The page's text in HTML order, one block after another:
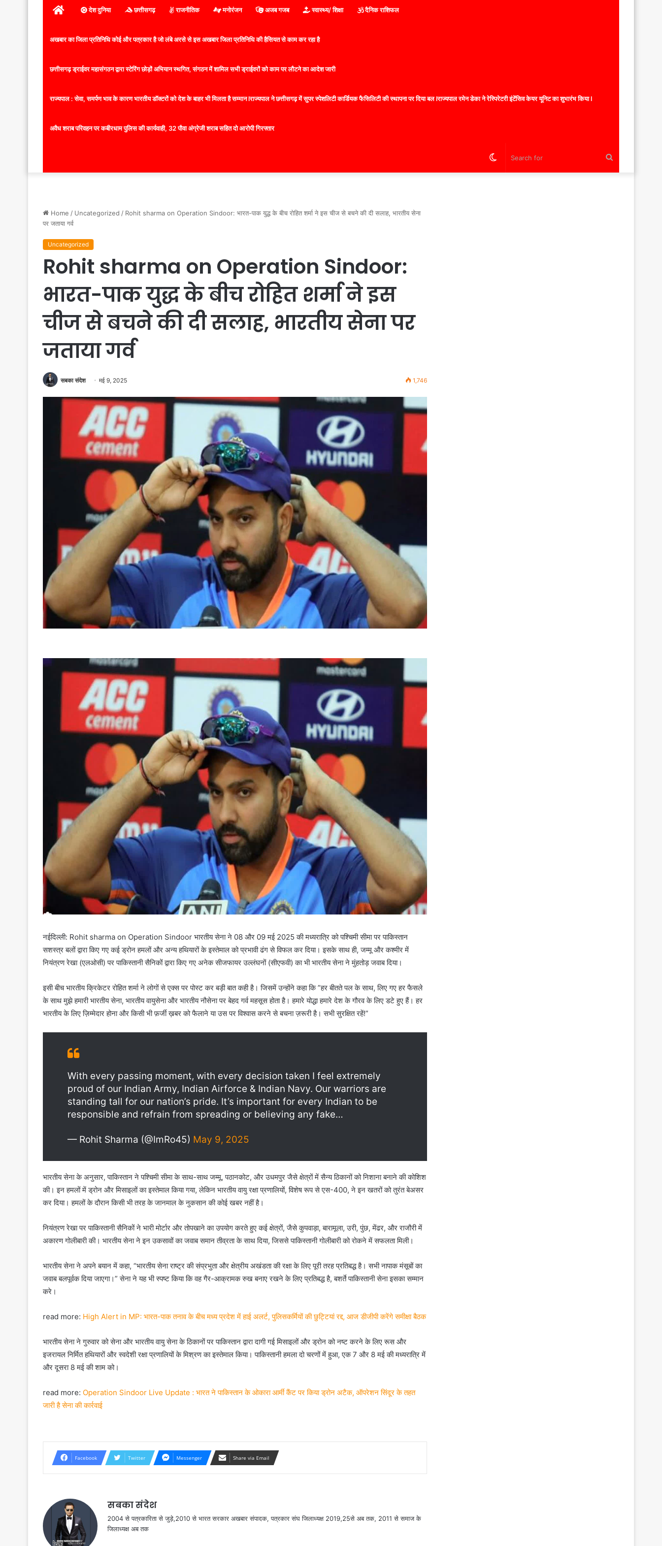
होम देश दुनिया छत्तीसगढ़ राजनीतिक मनोरंजन अजब गजब स्वास्थ्य/ शिक्षा दैनिक राशिफल
अखबार का जिला प्रतिनिधि कोई और पत्रकार है जो लंबे अरसे से इस अखबार जिला प्रतिनिधि की हैसियत से काम कर रहा है
छत्तीसगढ़ ड्राईवर महासंगठन द्वारा स्टेरिंग छोड़ों अभियान स्थगित, संगठन में शामिल सभी ड्राईवरों को काम पर लौटने का आदेश जारी
राज्यपाल : सेवा, समर्पण भाव के कारण भारतीय डॉक्टरों को देश के बाहर भी मिलता है सम्मान lराज्यपाल ने छत्तीसगढ़ में सुपर स्पेशलिटी कार्डियक फैसिलिटी की स्थापना पर दिया बल lराज्यपाल रमेन डेका ने रेस्पिरेटरी इंटेंसिव केयर यूनिट का शुभारंभ किया l
अवैध शराब परिवहन पर कबीरधाम पुलिस की कार्यवाही, 32 पौवा अंग्रेजी शराब सहित दो आरोपी गिरफ्तार
Switch
Home / Uncategorized / Rohit sharma on Operation Sindoor: भारत-पाक युद्ध के बीच रोहित शर्मा ने इस चीज से बचने की दी सलाह, भारतीय सेना
पर जताया गर्व
Uncategorized
Rohit sharma on Operation Sindoor:
भारत-पाक युद्ध के बीच रोहित शर्मा ने इस
चीज से बचने की दी सलाह, भारतीय सेना पर
जताया गर्व
सबका संदेश मई 9, 2025 1,746
नईदिल्ली: Rohit sharma on Operation Sindoor भारतीय सेना ने 08 और 09 मई 2025 की मध्यरात्रि को पश्चिमी सीमा पर पाकिस्तान
सशस्त्र बलों द्वारा किए गए कई ड्रोन हमलों और अन्य हथियारों के इस्तेमाल को प्रभावी ढंग से विफल कर दिया। इसके साथ ही, जम्मू और कश्मीर में
नियंत्रण रेखा (एलओसी) पर पाकिस्तानी सैनिकों द्वारा किए गए अनेक सीजफायर उल्लंघनों (सीएफवी) का भी भारतीय सेना ने मुंहतोड़ जवाब दिया।
इसी बीच भारतीय क्रिकेटर रोहित शर्मा ने लोगों से एक्स पर पोस्ट कर बड़ी बात कही है। जिसमें उन्होंने कहा कि ”हर बीतते पल के साथ, लिए गए हर फैसले
के साथ मुझे हमारी भारतीय सेना, भारतीय वायुसेना और भारतीय नौसेना पर बेहद गर्व महसूस होता है। हमारे योद्धा हमारे देश के गौरव के लिए डटे हुए हैं। हर
भारतीय के लिए ज़िम्मेदार होना और किसी भी फ़र्जी ख़बर को फैलाने या उस पर विश्वास करने से बचना ज़रूरी है। सभी सुरक्षित रहें!”
With every passing moment, with every decision taken I feel extremely
proud of our Indian Army, Indian Airforce & Indian Navy. Our warriors are
standing tall for our nation’s pride. It’s important for every Indian to be
responsible and refrain from spreading or believing any fake…
— Rohit Sharma (@ImRo45) May 9, 2025
भारतीय सेना के अनुसार, पाकिस्तान ने पश्चिमी सीमा के साथ-साथ जम्मू, पठानकोट, और उधमपुर जैसे क्षेत्रों में सैन्य ठिकानों को निशाना बनाने की कोशिश
की। इन हमलों में ड्रोन और मिसाइलों का इस्तेमाल किया गया, लेकिन भारतीय वायु रक्षा प्रणालियों, विशेष रूप से एस-400, ने इन खतरों को तुरंत बेअसर
कर दिया। हमलों के दौरान किसी भी तरह के जानमाल के नुकसान की कोई खबर नहीं है।
नियंत्रण रेखा पर पाकिस्तानी सैनिकों ने भारी मोर्टार और तोपखाने का उपयोग करते हुए कई क्षेत्रों, जैसे कुपवाड़ा, बारामूला, उरी, पुंछ, मेंढर, और राजौरी में
अकारण गोलीबारी की। भारतीय सेना ने इन उकसावों का जवाब समान तीव्रता के साथ दिया, जिससे पाकिस्तानी गोलीबारी को रोकने में सफलता मिली।
भारतीय सेना ने अपने बयान में कहा, “भारतीय सेना राष्ट्र की संप्रभुता और क्षेत्रीय अखंडता की रक्षा के लिए पूरी तरह प्रतिबद्ध है। सभी नापाक मंसूबों का
जवाब बलपूर्वक दिया जाएगा।” सेना ने यह भी स्पष्ट किया कि वह गैर-आक्रामक रुख बनाए रखने के लिए प्रतिबद्ध है, बशर्ते पाकिस्तानी सेना इसका सम्मान
करे।
read more: High Alert in MP: भारत-पाक तनाव के बीच मध्य प्रदेश में हाई अलर्ट, पुलिसकर्मियों की छुट्टियां रद्द, आज डीजीपी करेंगे समीक्षा बैठक
भारतीय सेना ने गुरुवार को सेना और भारतीय वायु सेना के ठिकानों पर पाकिस्तान द्वारा दागी गई मिसाइलों और ड्रोन को नष्ट करने के लिए रूस और
इजरायल निर्मित हथियारों और स्वदेशी रक्षा प्रणालियों के मिश्रण का इस्तेमाल किया। पाकिस्तानी हमला दो चरणों में हुआ, एक 7 और 8 मई की मध्यरात्रि में
और दूसरा 8 मई की शाम को।
read more: Operation Sindoor Live Update : भारत ने पाकिस्तान के ओकारा आर्मी कैंट पर किया ड्रोन अटैक, ऑपरेशन सिंदूर के तहत
जारी है सेना की कार्रवाई
Facebook Twitter Messenger Share via Email
सबका संदेश
2004 से पत्रकारिता से जुड़े,2010 से भारत सरकार अखबार संपादक, पत्रकार संघ जिलाध्यक्ष 2019,25से अब तक, 2011 से समाज के
जिलाध्यक्ष अब तक